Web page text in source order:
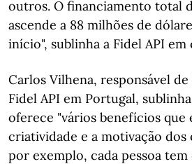
outros. O financiamento total
ascende a 88 milhões de
início", sublinha a Fidel API
Carlos Vilhena, responsável
Fidel API em Portugal,
oferece "vários benefícios que
criatividade e a motivação
por exemplo, cada pessoa